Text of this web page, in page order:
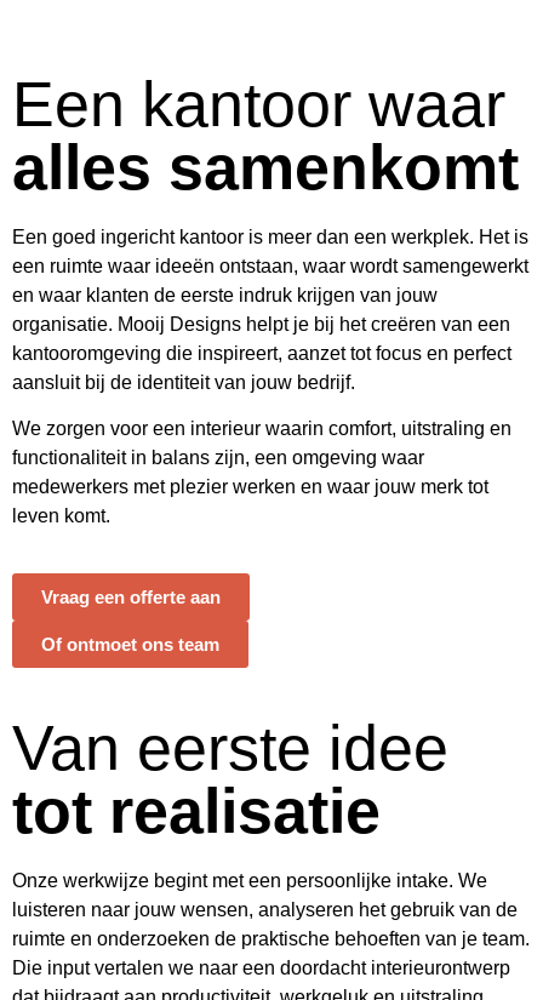
Een kantoor waar
alles samenkomt
Een goed ingericht kantoor is meer dan een werkplek. Het is
een ruimte waar ideeën ontstaan, waar wordt samengewerkt
en waar klanten de eerste indruk krijgen van jouw
organisatie. Mooij Designs helpt je bij het creëren van een
kantooromgeving die inspireert, aanzet tot focus en perfect
aansluit bij de identiteit van jouw bedrijf.
We zorgen voor een interieur waarin comfort, uitstraling en
functionaliteit in balans zijn, een omgeving waar
medewerkers met plezier werken en waar jouw merk tot
leven komt.
Vraag een offerte aan
Of ontmoet ons team
Van eerste idee
tot realisatie
Onze werkwijze begint met een persoonlijke intake. We
luisteren naar jouw wensen, analyseren het gebruik van de
ruimte en onderzoeken de praktische behoeften van je team.
Die input vertalen we naar een doordacht interieurontwerp